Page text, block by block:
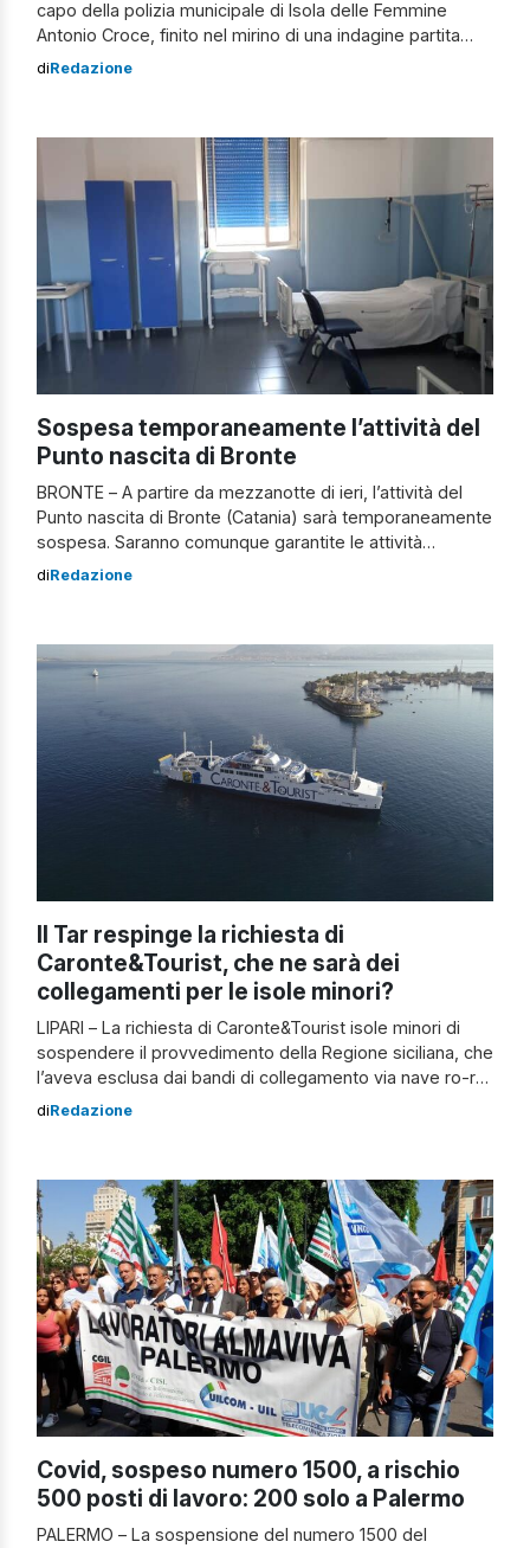
capo della polizia municipale di Isola delle Femmine
Antonio Croce, finito nel mirino di una indagine partita
dalle Autorità Giudiziarie. Sospensione dell’incarico per
personali. Inoltre, avrebbe falsamente dichiarato di
diRedazione
Sospesa temporaneamente l’attività del
Punto nascita di Bronte
BRONTE – A partire da mezzanotte di ieri, l’attività del
Punto nascita di Bronte (Catania) sarà temporaneamente
sospesa. Saranno comunque garantite le attività
ambulatoriali specialistiche. La decisione è stata presa a
e di sicurezza del servizio. Da ieri […]
diRedazione
Il Tar respinge la richiesta di
Caronte&Tourist, che ne sarà dei
collegamenti per le isole minori?
LIPARI – La richiesta di Caronte&Tourist isole minori di
sospendere il provvedimento della Regione siciliana, che
l’aveva esclusa dai bandi di collegamento via nave ro-ro,
è stata respinta dal Tar per la Sicilia, sezione di Catania.
quanto […]
diRedazione
Covid, sospeso numero 1500, a rischio
500 posti di lavoro: 200 solo a Palermo
PALERMO – La sospensione del numero 1500 del